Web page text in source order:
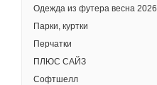
Одежда из футера весна 2026
Парки, куртки
Перчатки
ПЛЮС САЙЗ
Софтшелл